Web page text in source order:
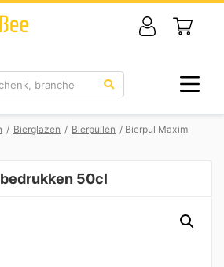
/ Bierglazen / Bierpullen / Bierpul Maxim
50cl